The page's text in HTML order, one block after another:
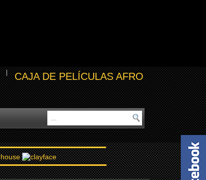
CAJA DE PELÍCULAS AFRO